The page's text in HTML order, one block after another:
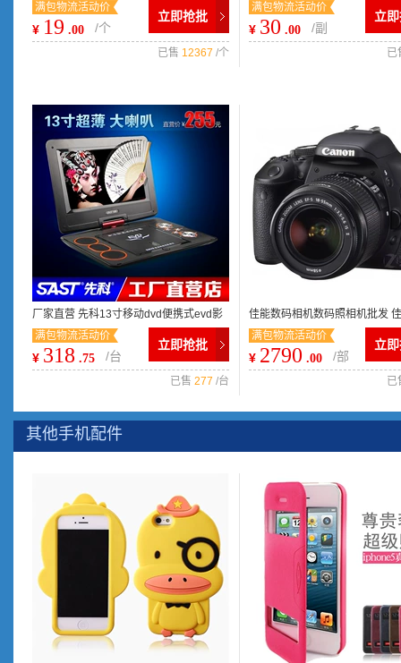
YouCan/优赞 新爆款 礼品
满包物流活动价
¥ 19 .00 /个
立即抢批
已售 12367 /个
线控耳机 高档耳机 带调音
满包物流活动价
¥ 30 .00 /副
立
厂家直营 先科13寸移动dvd便携式evd影
碟机带小电视播放机器K108
满包物流活动价
¥ 318 .75 /台
立即抢批
已售 277 /台
佳能数码相机数码照相机批发
Canon/佳能 600D正品批发
满包物流活动价
¥ 2790 .00 /部
立
其他手机配件